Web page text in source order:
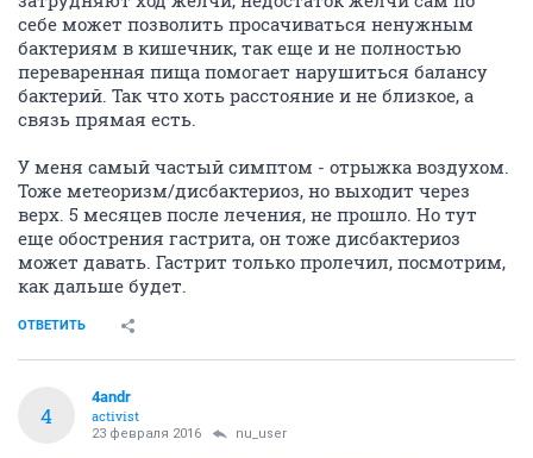
себе может позволить просачиваться ненужным
бактериям в кишечник, так еще и не полностью
переваренная пища помогает нарушиться балансу
бактерий. Так что хоть расстояние и не близкое, а
связь прямая есть.
У меня самый частый симптом - отрыжка воздухом.
Тоже метеоризм/дисбактериоз, но выходит через
верх. 5 месяцев после лечения, не прошло. Но тут
еще обострения гастрита, он тоже дисбактериоз
может давать. Гастрит только пролечил, посмотрим,
как дальше будет.
ОТВЕТИТЬ
4
4andr
activist
23 февраля 2016 nu_user